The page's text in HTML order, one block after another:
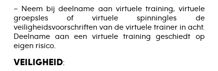
– Neem bij deelname aan virtuele training, virtuele
groepsles of virtuele spinningles de
veiligheidsvoorschriften van de virtuele trainer in acht.
Deelname aan een virtuele training geschiedt op
eigen risico.
VEILIGHEID: